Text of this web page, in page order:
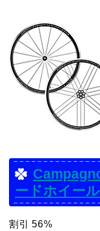
ードホイー
割引 56%